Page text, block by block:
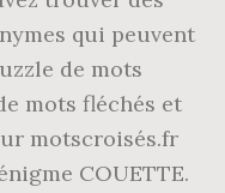
qui peuvent
de mots
mots fléchés et
motscroisés.fr
COUETTE.